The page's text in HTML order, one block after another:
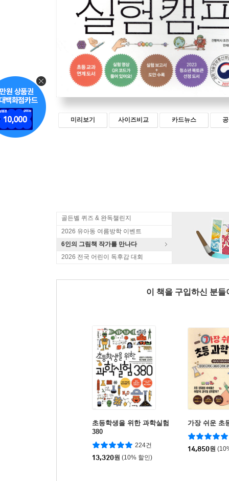
미리보기 사이즈비교 카드뉴스
골든벨 퀴즈 & 완독챌린지
2026 유아동 여름방학 이벤트
6인의 그림책 작가를 만나다
2026 전국 어린이 독후감 대회
이 책을 구입하신 분
초등학생을 위한 과학실험
380
224건
13,320원 (10% 할인)
가장 쉬운 초
14,850원